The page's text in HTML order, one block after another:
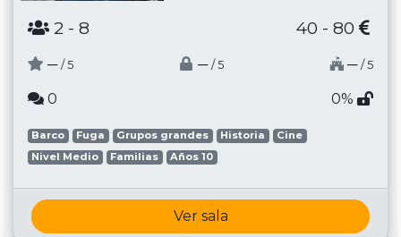
2 - 8 40 - 80
─ / 5 ─ / 5 ─ / 5
0 0%
Barco Fuga Grupos grandes Historia
Cine
Nivel Medio
Familias Años 10
Ver sala